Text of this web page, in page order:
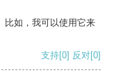
比如，我可以使用它来
支持[0] 反对[0]